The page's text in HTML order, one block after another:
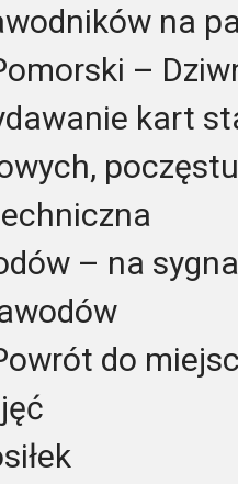
na
–
kart
– na
do